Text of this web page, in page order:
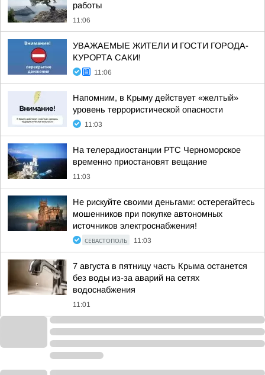
работы
11:06
УВАЖАЕМЫЕ ЖИТЕЛИ И ГОСТИ ГОРОДА-
КУРОРТА САКИ!
11:06
Напомним, в Крыму действует «желтый»
уровень террористической опасности
11:03
На телерадиостанции РТС Черноморское
временно приостановят вещание
11:03
Не рискуйте своими деньгами: остерегайтесь
мошенников при покупке автономных
источников электроснабжения!
СЕВАСТОПОЛЬ 11:03
7 августа в пятницу часть Крыма останется
без воды из-за аварий на сетях
водоснабжения
11:01